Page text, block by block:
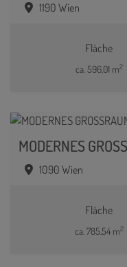
1190 Wien
Fläche
ca. 596,01 m2
MODERNES
1090 Wien
Fläche
ca. 785,54 m2